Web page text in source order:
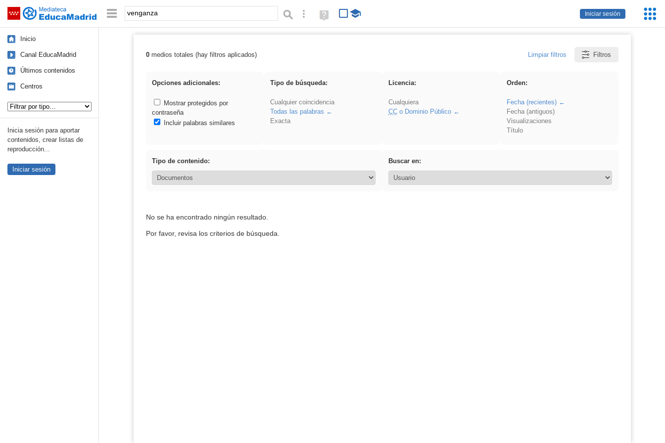
Saltar navegación
Iniciar sesión
Palabra o frase: Búsqueda avanzada
Ayuda
(en
Inicio
Canal EducaMadrid
Últimos contenidos
Centros
Inicia sesión para aportar
contenidos, crear listas de
reproducción...
Iniciar sesión
Resultados de: venganza
0medios totales (hay filtros aplicados) Limpiar filtros Filtros
Opciones adicionales:
Mostrar protegidos por
contraseña
Incluir palabras similares
Tipo de búsqueda:
Cualquier coincidencia
Todas las palabras
Exacta
Licencia:
Cualquiera
CCo Dominio Público
Orden:
Fecha (recientes)
Fecha (antiguos)
Visualizaciones
Título
Tipo de contenido: Buscar en:
No se ha encontrado ningún resultado.
Por favor, revisa los criterios de búsqueda.